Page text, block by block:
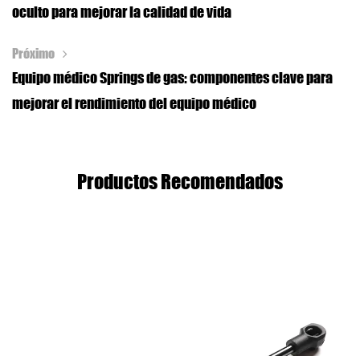
oculto para mejorar la calidad de vida
Próximo
Equipo médico Springs de gas: componentes clave para
mejorar el rendimiento del equipo médico
Productos Recomendados